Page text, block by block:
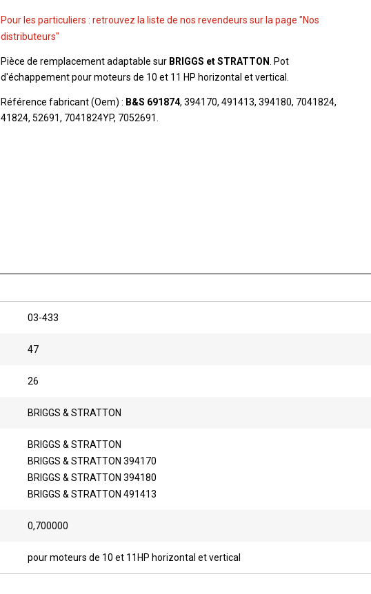
Pour les particuliers : retrouvez la liste de nos revendeurs sur la page "Nos
distributeurs"
Pièce de remplacement adaptable sur BRIGGS et STRATTON
. Pot
d'échappement pour moteurs de 10 et 11 HP horizontal et vertical.
Référence fabricant (Oem) : B&S 691874, 394170, 491413, 394180, 7041824,
41824, 52691, 7041824YP, 7052691.
03-433
47
26
BRIGGS & STRATTON
BRIGGS & STRATTON
BRIGGS & STRATTON 394170
BRIGGS & STRATTON 394180
BRIGGS & STRATTON 491413
0,700000
pour moteurs de 10 et 11HP horizontal et vertical